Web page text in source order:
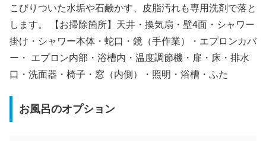
こびりついた水垢や石鹸かす、皮脂汚れも専用洗剤で落と
します。 【お掃除箇所】天井・換気扇・壁4面・シャワー
掛け・シャワー本体・蛇口・鏡（手作業）・エプロンカバ
ー・ エプロン内部・浴槽内・温度調節機・扉・床・排水
口・洗面器・椅子・窓（内側）・照明・浴槽・ふた
お風呂のオプション